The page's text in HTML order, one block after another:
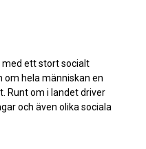
med ett stort socialt
om hela människan en
Runt om i landet driver
och även olika sociala